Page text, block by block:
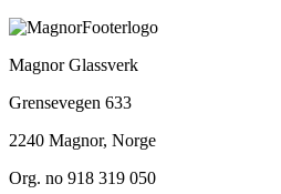
Magnor Glassverk
Grensevegen 633
2240 Magnor, Norge
Org. no 918 319 050